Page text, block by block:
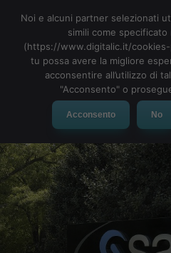
MENU
Noi e alcuni partner selezionati
simili come
(https://www.digitalic.it/
tu possa avere la migliore
acconsentire all’utilizzo di
"Acconsento" o
Acconsento No